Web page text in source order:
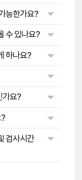
능한가요?
수 있나요?
하나요?
가요?
검사시간